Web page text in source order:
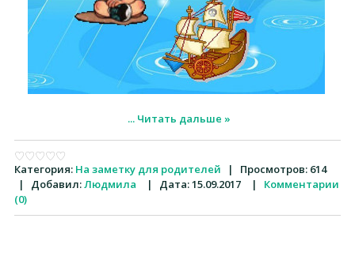
... Читать дальше »
Категория: На заметку для родителей | Просмотров: 614
|
Добавил:Людмила | Дата:15.09.2017 |
Комментарии
(0)